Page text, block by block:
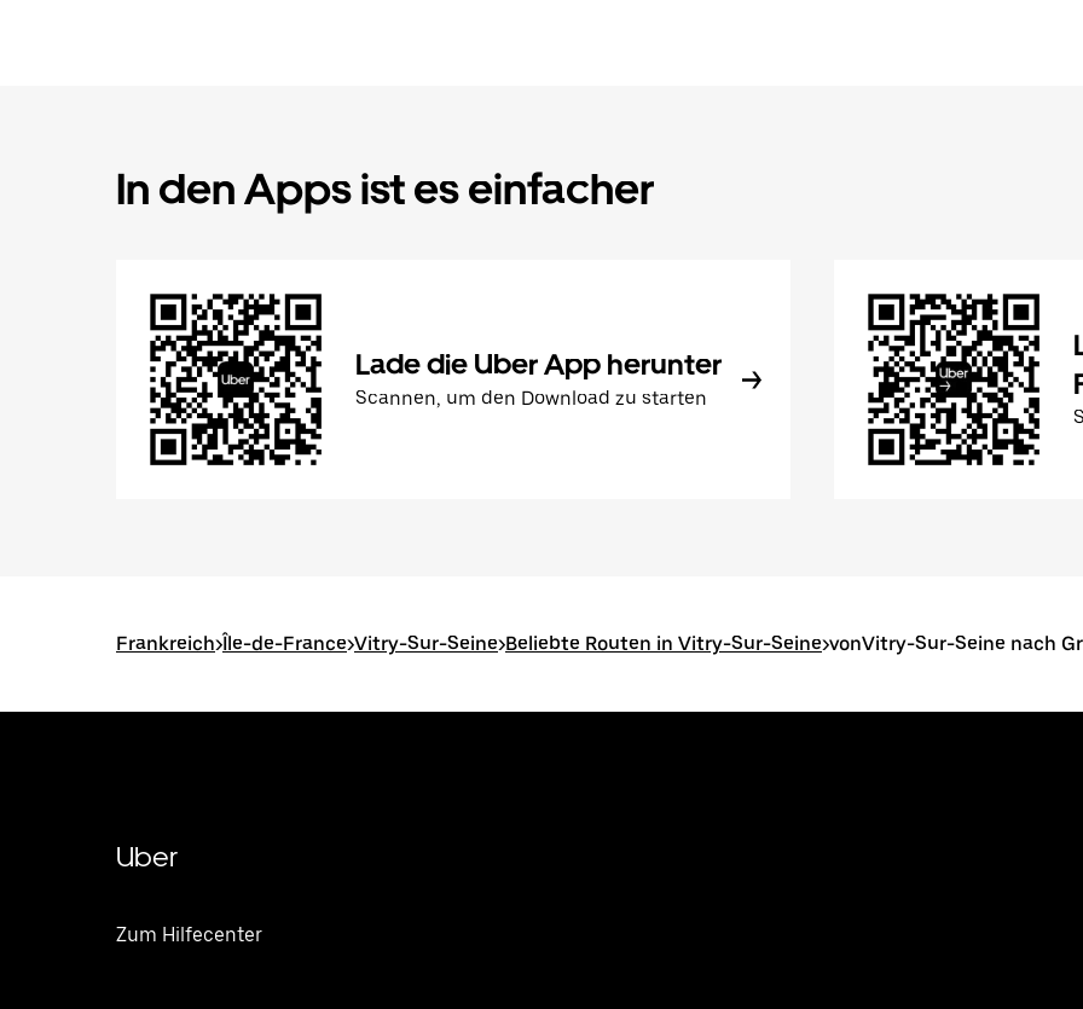
In den Apps ist es einfacher
Lade die Uber App herunter
Scannen, um den Download zu starten
Frankreich>Île-de-France>Vitry-Sur-Seine>Beliebte Routen in Vitry-Sur-Seine>vonVitry-Sur-Seine nach
Uber
Zum Hilfecenter